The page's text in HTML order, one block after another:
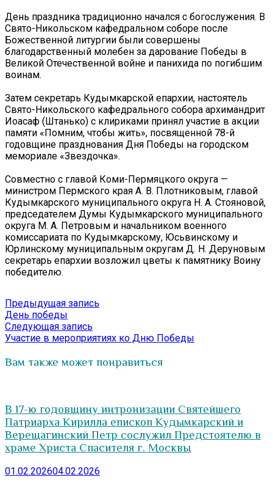
День праздника традиционно начался с богослужения. В
Свято-Никольском кафедральном соборе после
Божественной литургии были совершены
благодарственный молебен за дарование Победы в
Великой Отечественной войне и панихида по погибшим
воинам.
Затем секретарь Кудымкарской епархии, настоятель
Свято-Никольского кафедрального собора архимандрит
Иоасаф (Штанько) с клириками принял участие в акции
памяти «Помним, чтобы жить», посвященной 78-й
годовщине празднования Дня Победы на городском
мемориале «Звездочка».
Совместно с главой Коми-Пермяцкого округа —
министром Пермского края А. В. Плотниковым, главой
Кудымкарского муниципального округа Н. А. Стояновой,
председателем Думы Кудымкарского муниципального
округа М. А. Петровым и начальником военного
комиссариата по Кудымкарскому, Юсьвинскому и
Юрлинскому муниципальным округам Д. Н. Деруновым
секретарь епархии возложил цветы к памятнику Воину
победителю.
Навигация
по
записям
Предыдущая запись
День победы
Следующая запись
запись:
Участие в мероприятиях ко Дню Победы
Вам также может понравиться
В 17-ю годовщину интронизации Святейшего
Патриарха Кирилла епископ Кудымкарский и
Верещагинский Петр сослужил Предстоятелю в
храме Христа Спасителя г. Москвы
01.02.202604.02.2026